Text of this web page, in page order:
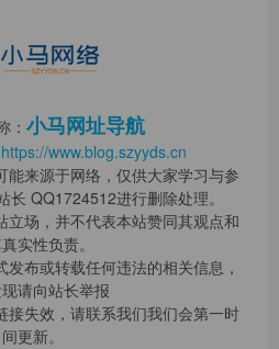
： 小马网址导航
https://www.blog.szyyds.cn
能来源于网络，仅供大家学习与参
长 QQ1724512进行删除处理。
立场，并不代表本站赞同其观点和
实性负责。
布或转载任何违法的相关信息，
请向站长举报
接失效，请联系我们我们会第一时
间更新。